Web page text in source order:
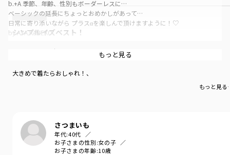
シンプルイズベスト！
ブラックコーデの必需品！！
大きめで着たらおしゃれ！、
もっと見
さつまいも
年代:40代
お子さまの性別:女の子
お子さまの年齢:10歳
b.+A 季節、年齢、性別もボーダーレスに…
ベーシックの延長にちょっとおめかしがあって…
日常に寄り添いながら プラスαを楽しんで頂けますように！♡
by AYA KANEKO
襟ぐり太め、身幅ゆったりめのビッグシルエット。
モノトーンコディネートを上品に演出してくれる無地のほかに、存在感のあ
透け感：ややあり
伸縮性：あり
スタイリスト 金子綾 1979 年生まれ。
もっと見る